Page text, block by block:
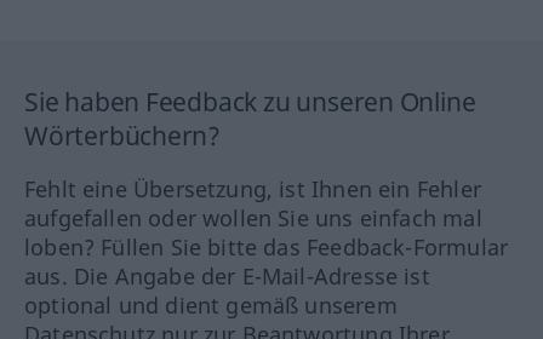
Sie haben Feedback zu unseren Online
Wörterbüchern?
Fehlt eine Übersetzung, ist Ihnen ein Fehler
aufgefallen oder wollen Sie uns einfach mal
loben? Füllen Sie bitte das Feedback-Formular
aus. Die Angabe der E-Mail-Adresse ist
optional und dient gemäß unserem